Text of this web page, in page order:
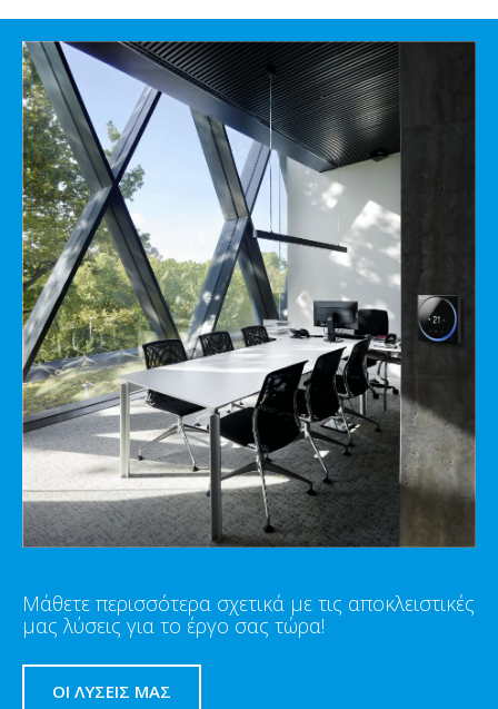
Μάθετε περισσότερα σχετικά με τις αποκλειστικές
μας λύσεις για το έργο σας τώρα!
ΟΙ ΛΎΣΕΙΣ ΜΑΣ